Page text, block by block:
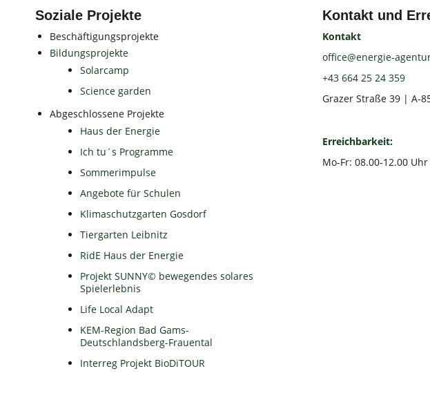
Soziale Projekte
Beschäftigungsprojekte
Bildungsprojekte
Solarcamp
Science garden
Abgeschlossene Projekte
Haus der Energie
Ich tu´s Programme
Sommerimpulse
Angebote für Schulen
Klimaschutzgarten Gosdorf
Tiergarten Leibnitz
RidE Haus der Energie
Projekt SUNNY© bewegendes solares
Spielerlebnis
Life Local Adapt
KEM-Region Bad Gams-
Deutschlandsberg-Frauental
Interreg Projekt BioDiTOUR
Kontakt und
Kontakt
office@energie-
+43 664 25 24 359
Grazer Straße 39 | A-
Erreichbarkeit:
Mo-Fr: 08.00-12.00